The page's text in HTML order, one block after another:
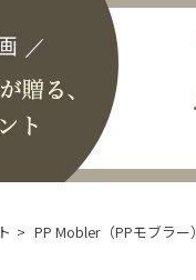
PP Mobler（PPモブラー）